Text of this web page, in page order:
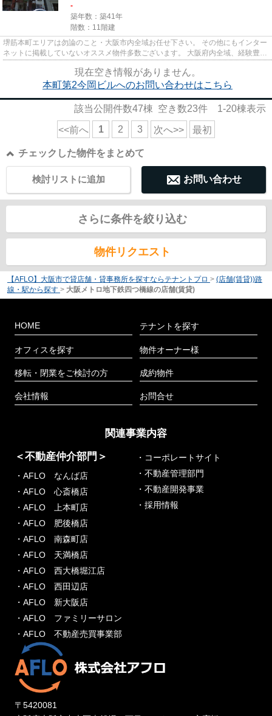
-
築年数：築41年
階数：11階建
堺筋本町エリアは勿論のこと・大阪市内全域お任せ下さい。 その他にもインター
ネットに掲載していないオススメ物件多数ございます。 大阪府内全域、経験豊富
なスタッフがご対応させて...
現在空き情報がありません。
本町第2今岡ビルへのお問い合わせはこちら
該当公開件数47棟 空き数23件 1-20棟表示
<<前へ 1 2 3 次へ>> 最初
チェックした物件をまとめて
お問い合わせ
検討リストに追加
さらに条件を絞り込む
物件リクエスト
【AFLO】大阪市で貸店舗・貸事務所を探すならテナントプロ > (店舗(賃貸))路
線・駅から探す > 大阪メトロ地下鉄四つ橋線の店舗(賃貸)
HOME
オフィスを探す
移転・閉業をご検討の方
会社情報
テナントを探す
物件オーナー様
成約物件
お問合せ
関連事業内容
＜不動産仲介部門＞
・AFLO なんば店
・AFLO 心斎橋店
・AFLO 上本町店
・AFLO 肥後橋店
・AFLO 南森町店
・AFLO 天満橋店
・AFLO 西大橋堀江店
・AFLO 西田辺店
・AFLO 新大阪店
・AFLO ファミリーサロン
・AFLO 不動産売買事業部
・コーポレートサイト
・不動産管理部門
・不動産開発事業
・採用情報
〒5420081